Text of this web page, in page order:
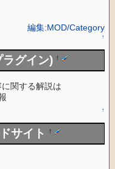
編集:MOD/Category
↑
ラグイン)†
関する解説は
↑
サイト†